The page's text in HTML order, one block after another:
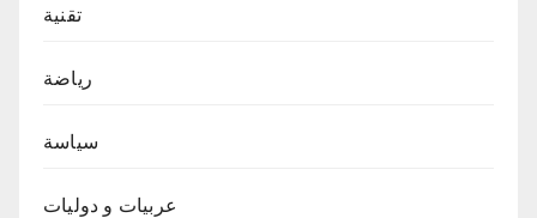
تقنية
رياضة
سياسة
عربيات و دوليات